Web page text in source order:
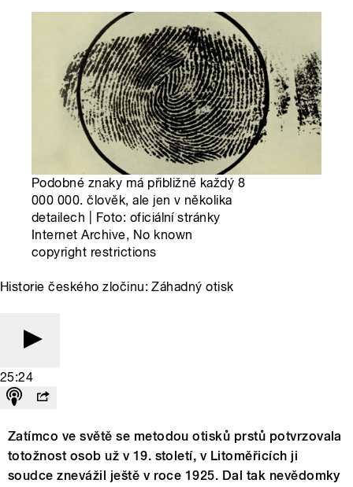
Podobné znaky má přibližně každý 8
000 000. člověk, ale jen v několika
detailech | Foto: oficiální stránky
Internet Archive, No known
copyright restrictions
Historie českého zločinu: Záhadný otisk
25:24
Zatímco ve světě se metodou otisků prstů potvrzovala
totožnost osob už v 19. století, v Litoměřicích ji
soudce znevážil ještě v roce 1925. Dal tak nevědomky